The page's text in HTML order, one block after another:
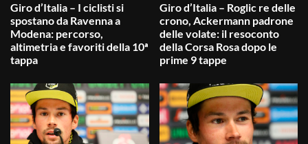
Giro d’Italia – I ciclisti si
spostano da Ravenna a
Modena: percorso,
altimetria e favoriti della 10ª
tappa
Giro d’Italia – Roglic re delle
crono, Ackermann padrone
delle volate: il resoconto
della Corsa Rosa dopo le
prime 9 tappe